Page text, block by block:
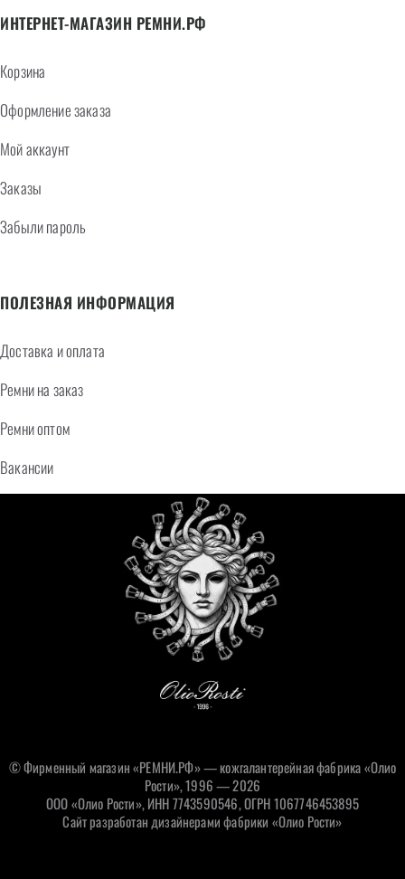
ИНТЕРНЕТ-МАГАЗИН РЕМНИ.РФ
Корзина
Оформление заказа
Мой аккаунт
Заказы
Забыли пароль
ПОЛЕЗНАЯ ИНФОРМАЦИЯ
Доставка и оплата
Ремни на заказ
Ремни оптом
Вакансии
© Фирменный магазин «РЕМНИ.РФ» — кожгалантерейная фабрика «Олио
Рости», 1996 — 2026
ООО «Олио Рости», ИНН 7743590546, ОГРН 1067746453895
Сайт разработан дизайнерами фабрики «Олио Рости»